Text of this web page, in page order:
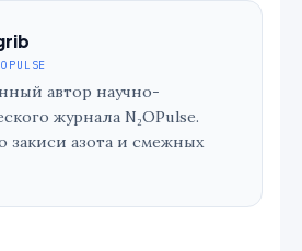
автор научно-
журнала N₂OPulse.
закиси азота и смежных